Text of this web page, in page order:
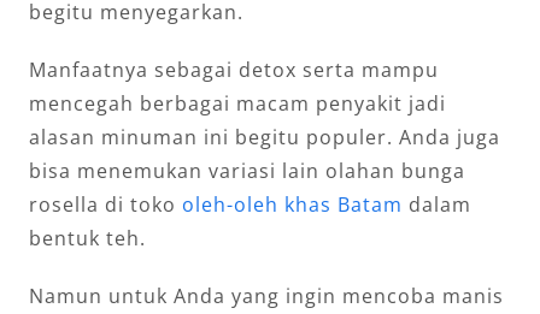
begitu menyegarkan.
Manfaatnya sebagai detox serta mampu
mencegah berbagai macam penyakit jadi
alasan minuman ini begitu populer. Anda juga
bisa menemukan variasi lain olahan bunga
rosella di toko oleh-oleh khas Batam dalam
bentuk teh.
Namun untuk Anda yang ingin mencoba manis